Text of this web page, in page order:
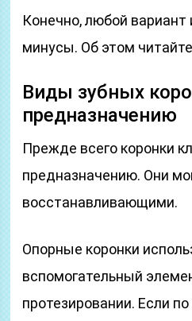
Конечно, любой
минусы. Об этом
Виды зубных
предназначению
Прежде всего коронки
предназначению. Они
восстанавливающими.
Опорные коронки
вспомогательный
протезировании. Если